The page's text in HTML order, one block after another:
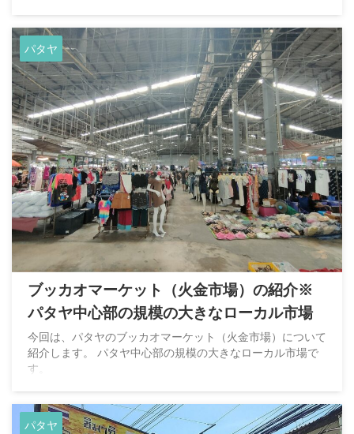
パタヤ
ブッカオマーケット（火金市場）の紹介※
パタヤ中心部の規模の大きなローカル市場
今回は、パタヤのブッカオマーケット（火金市場）について
紹介します。 パタヤ中心部の規模の大きなローカル市場で
す。
パタヤ